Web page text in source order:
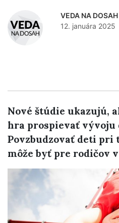
VEDA NA DOSAH
12. januára 2025
Nové štúdie ukazujú,
hra prospievať vývoju
Povzbudzovať deti
môže byť pre rodičov